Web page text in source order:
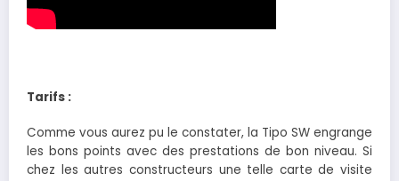
Tarifs :
Comme vous aurez pu le constater, la Tipo SW engrange
les bons points avec des prestations de bon niveau. Si
chez les autres constructeurs une telle carte de visite